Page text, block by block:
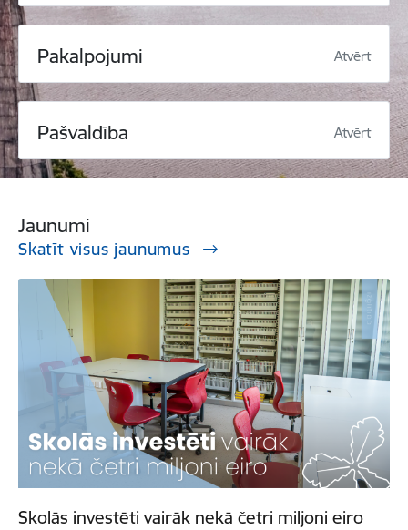
Pakalpojumi Atvērt
Pašvaldība Atvērt
Jaunumi
Skatīt visus jaunumus
Skolās investēti vairāk nekā četri miljoni eiro